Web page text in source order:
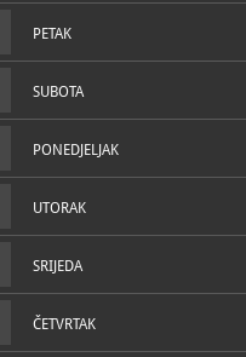
PETAK
SUBOTA
PONEDJELJAK
UTORAK
SRIJEDA
ČETVRTAK